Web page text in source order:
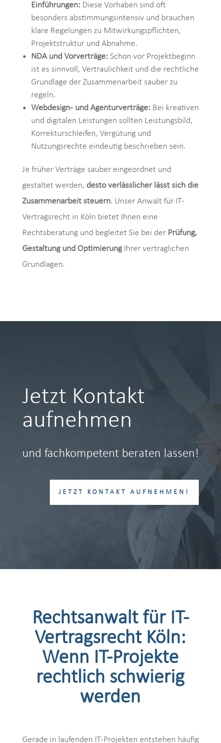
Einführungen: Diese Vorhaben sind oft
besonders abstimmungsintensiv und brauchen
klare Regelungen zu Mitwirkungspflichten,
Projektstruktur und Abnahme.
NDA und Vorverträge: Schon vor Projektbeginn
ist es sinnvoll, Vertraulichkeit und die rechtliche
Grundlage der Zusammenarbeit sauber zu
regeln.
Webdesign- und Agenturverträge: Bei kreativen
und digitalen Leistungen sollten Leistungsbild,
Korrekturschleifen, Vergütung und
Nutzungsrechte eindeutig beschrieben sein.
Je früher Verträge sauber eingeordnet und
gestaltet werden, desto verlässlicher lässt sich die
Zusammenarbeit steuern. Unser Anwalt für IT-
Vertragsrecht in Köln bietet Ihnen eine
Rechtsberatung und begleitet Sie bei der Prüfung,
Gestaltung und OptimierungIhrer vertraglichen
Grundlagen.
Jetzt Kontakt
aufnehmen
und fachkompetent beraten lassen!
JETZT KONTAKT AUFNEHMEN!
Rechtsanwalt für IT-
Vertragsrecht Köln:
Wenn IT-Projekte
rechtlich schwierig
werden
Gerade in laufenden IT-Projekten entstehen häufig